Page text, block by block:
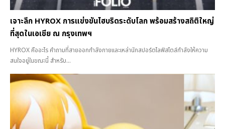
เจาะลึก HYROX การแข่งขันไฮบริดระดับโลก พร้อมสร้างสถิติใหญ่
ที่สุดในเอเชีย ณ กรุงเทพฯ
HYROX คืออะไร คำถามที่สายออกกำลังกายและเหล่านักสปอร์ตไลฟ์สไตล์กำลังให้ความ
สนใจอยู่ในขณะนี้ สำหรับ...